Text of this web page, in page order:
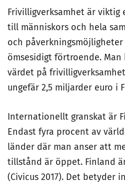
Frivilligverksamhet är viktig
till människors och hela
och
ömsesidigt förtroende.
värdet på
ungefär 2,5 miljarder euro i
Internationellt granskat är
Endast fyra procent av
länder där man anser att
tillstånd är öppet. Finland
(Civicus 2017). Det betyder